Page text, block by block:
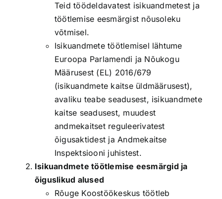
Teid töödeldavatest isikuandmetest ja
töötlemise eesmärgist nõusoleku
võtmisel.
Isikuandmete töötlemisel lähtume
Euroopa Parlamendi ja Nõukogu
Määrusest (EL) 2016/679
(isikuandmete kaitse üldmäärusest),
avaliku teabe seadusest, isikuandmete
kaitse seadusest, muudest
andmekaitset reguleerivatest
õigusaktidest ja Andmekaitse
Inspektsiooni juhistest.
Isikuandmete töötlemise eesmärgid ja
õiguslikud alused
Rõuge Koostöökeskus töötleb